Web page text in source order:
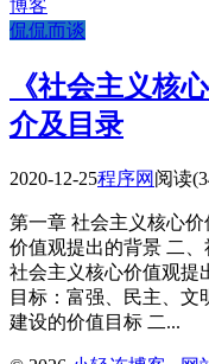
侃侃而谈
《社会主义核
介及目录
2020-12-25程序网 阅读
第一章 社会主义核心
价值观提出的背景 二、
社会主义核心价值观提
目标：富强、民主、
建设的价值目标 二...